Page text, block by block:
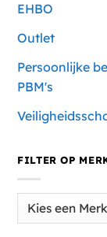
EHBO
Outlet
Persoonlijke
PBM's
FILTER OP